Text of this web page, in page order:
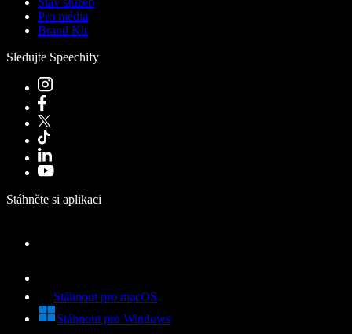
Pro média
Brand Kit
Sledujte Speechify
Stáhněte si aplikaci
Stáhnout pro macOS
Stáhnout pro Windows